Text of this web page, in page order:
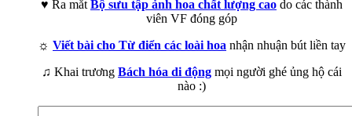
♥ Ra mắt Bộ sưu tập ảnh hoa chất lượng cao do các thành
viên VF đóng góp
☼ Viết bài cho Từ điển các loài hoa nhận nhuận bút liền tay
♫ Khai trương Bách hóa di động mọi người ghé ủng hộ cái
nào :)